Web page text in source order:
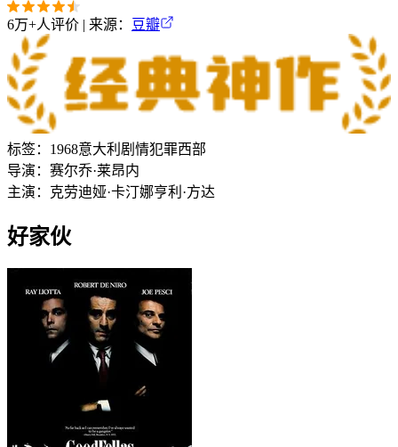
6万+人评价 | 来源： 豆瓣
标签： 1968意大利 剧情犯罪西部
导演： 赛尔乔·莱昂内
主演： 克劳迪娅·卡汀娜亨利·方达
好家伙